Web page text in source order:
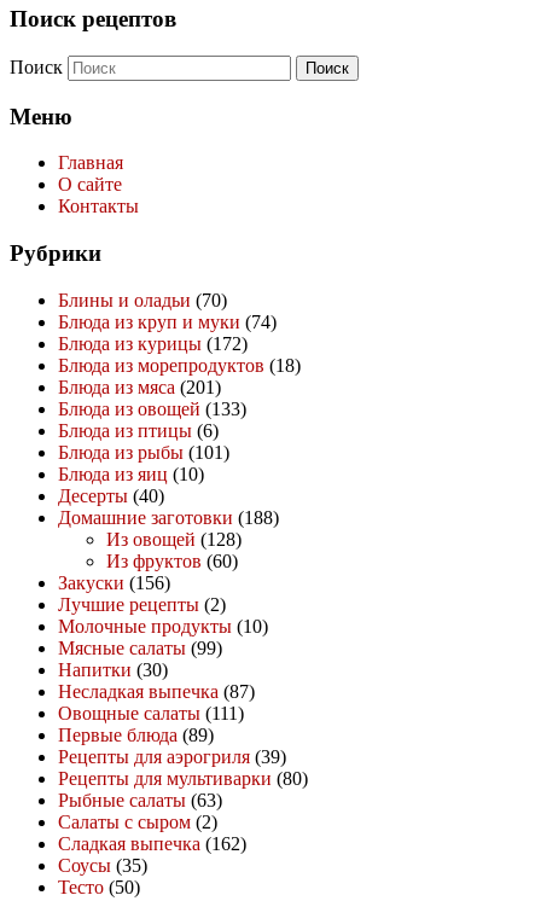
Поиск рецептов
Поиск
Меню
Главная
О сайте
Контакты
Рубрики
Блины и оладьи (70)
Блюда из круп и муки (74)
Блюда из курицы (172)
Блюда из морепродуктов (18)
Блюда из мяса (201)
Блюда из овощей (133)
Блюда из птицы (6)
Блюда из рыбы (101)
Блюда из яиц (10)
Десерты (40)
Домашние заготовки (188)
Из овощей (128)
Из фруктов (60)
Закуски (156)
Лучшие рецепты (2)
Молочные продукты (10)
Мясные салаты (99)
Напитки (30)
Несладкая выпечка (87)
Овощные салаты (111)
Первые блюда (89)
Рецепты для аэрогриля (39)
Рецепты для мультиварки (80)
Рыбные салаты (63)
Салаты с сыром (2)
Сладкая выпечка (162)
Соусы (35)
Тесто (50)